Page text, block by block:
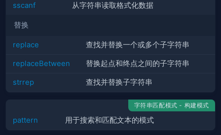
sscanf 从字符串读取格式化数据
替换
replace 查找并替换一个或多个子字符串
replaceBetween 替换起点和终点之间的子字符串
strrep 查找并替换子字符串
字符串匹配模式 - 构建模式
pattern 用于搜索和匹配文本的模式